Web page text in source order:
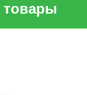
товары